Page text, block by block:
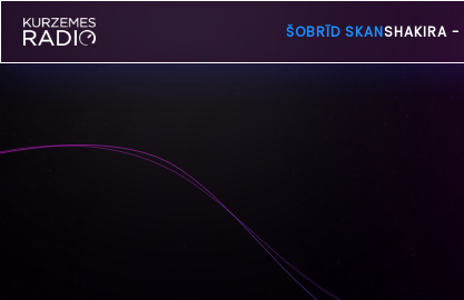
ŠOBRĪD SKANSHAKIRA -